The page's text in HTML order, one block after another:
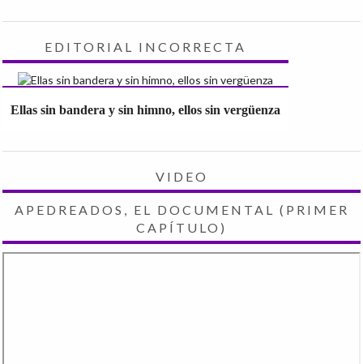
EDITORIAL INCORRECTA
Ellas sin bandera y sin himno, ellos sin vergüenza
VIDEO
APEDREADOS, EL DOCUMENTAL (PRIMER
CAPÍTULO)